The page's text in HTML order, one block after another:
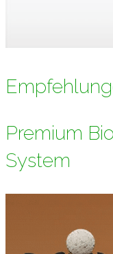
Premium
System